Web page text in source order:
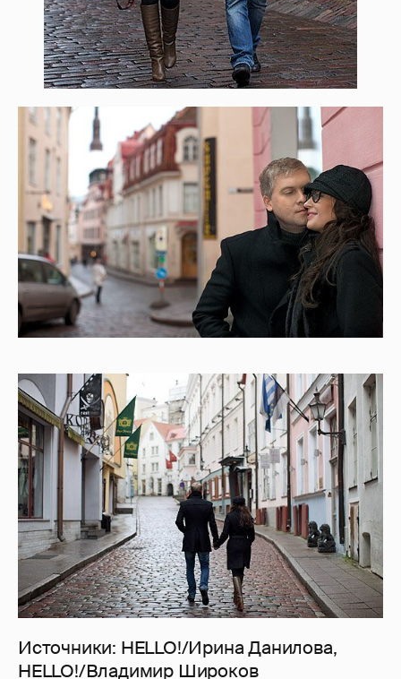
Источники: HELLO!/Ирина Данилова,
HELLO!/Владимир Широков